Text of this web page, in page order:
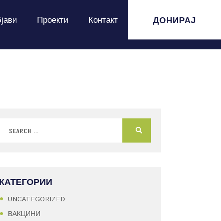
Проекти Контакт ДОНИРАЈ
КАТЕГОРИИ
UNCATEGORIZED
ВАКЦИНИ